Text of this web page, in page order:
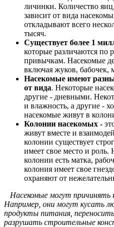
личинки. Количество
зависит от вида
откладывают всего
тысяч.
Существует более 1
которые различаются по
привычкам. Насекомые
включая жуков, бабочек,
Насекомые имеют
от вида. Некоторые
другие - дневными.
и влажность, а другие -
насекомые живут в
Колонии насекомых -
живут вместе и
колонии существует
имеет свое место и
колонии есть матка,
колония имеет свое
охраняют от
Насекомые могут причинять
Например, они могут кусать
продукты питания,
разрушать строительные